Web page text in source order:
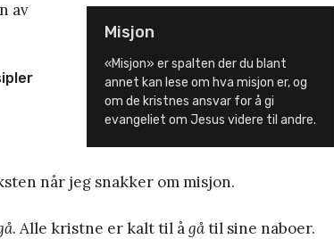
Misjon
«Misjon» er spalten der du blant
annet kan lese om hva misjon er, og
om de kristnes ansvar for å gi
evangeliet om Jesus videre til andre.
av
når jeg snakker om misjon.
. Alle kristne er kalt til ågåtil sine naboer.